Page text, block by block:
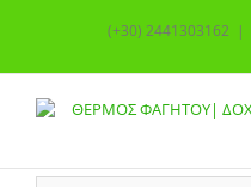
(+30) 2441303162 |